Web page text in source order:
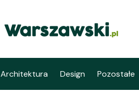
Architektura Design Pozostałe